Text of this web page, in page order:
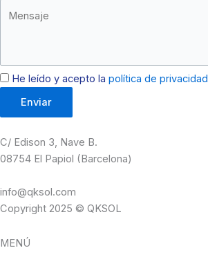
He leído y acepto la política de privacidad
Enviar
C/ Edison 3, Nave B.
08754 El Papiol (Barcelona)
info@qksol.com
Copyright 2025 © QKSOL
MENÚ